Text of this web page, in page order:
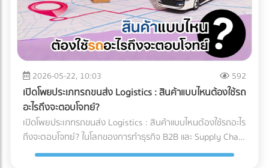
หลัง 2. เตรียมเนินดินหรือพื้นที่สูงสำหรับจอดเครื่องจักรหลังเลิก
งาน 3. จัดทำแผนฉุกเฉินในการอพยพเครื่องจักร กำลังเตรียม
พื้นที่ก่อสร้าง หรือต้องการเช่าเครื่องจักรหนัก หรือวางแผน
จัดการเรื่องน้ำ? ค้นหาและเปรียบเทียบบริการได้ที่ At-Once
แพลตฟอร์มรวมธุรกิจ B2B อันดับหนึ่งของไทย
หมื่นภาพ เมื่อเจอสิ่งผิดปกติที่ซ่อนอยู่ในพื้นผิวที่ซับซ้อน (เช่น
ซีเรียล หรือถั่วรวม) AI จะประมวลผลและคัดแยกได้อย่างแม่นยำ 3
เทรนด์ความสามารถใหม่ของระบบ QC อาหารอัตโนมัติ 1. การ
ตรวจจับสิ่งแปลกปลอมความหนาแน่นต่ำ: AI ช่วยให้เครื่องสแกน
x-ray ตรวจจับพลาสติกบาง, ยาง, หรือกระดูกอ่อนในเนื้อสัตว์
ซึ่งเป็นสิ่งที่รังสี X-ray แบบเดิมมักจะมองข้าม 2. ตรวจสอบบรรจุ
ภัณฑ์และน้ำหนักในขั้นตอนเดียว: เครื่อง X-ray ยุคใหม่สามารถ
ตรวจสอบรอยซีลรั่ว สินค้าแหว่งหาย และเช็กน้ำหนักรวมไปพร้อม
กับการหาสิ่งแปลกปลอมในเสี้ยววินาที 3. Data Analytics &
Cloud Monitoring: เชื่อมต่อข้อมูลขึ้น Cloud แบบ Real-time
ทำให้ผู้จัดการโรงงานรู้ได้ทันทีว่าของเสียเกิดจากไลน์ผลิตไหน
2026-05-22, 10:03 592
เปิดโพยประเภทรถขนส่ง Logistics : สินค้าแบบไหนต้องใช้รถ
อะไรถึงจะตอบโจทย์?
เปิดโพยประเภทรถขนส่ง Logistics : สินค้าแบบไหนต้องใช้รถอะไร
ถึงจะตอบโจทย์? ในโลกของการทำธุรกิจ B2B และ Supply Chain
การขนส่งสินค้าไม่ใช่แค่การนำของจากจุด A ไปส่งที่จุด B แต่คือ